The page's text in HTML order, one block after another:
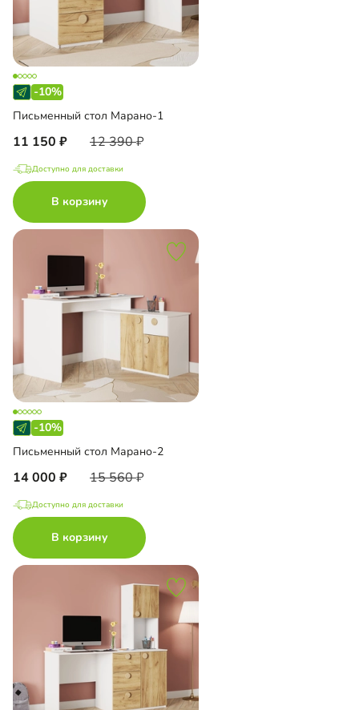
-10%
Письменный стол Марано-1
11 150 12 390
Доступно для доставки
В корзину
-10%
Письменный стол Марано-2
14 000 15 560
Доступно для доставки
В корзину